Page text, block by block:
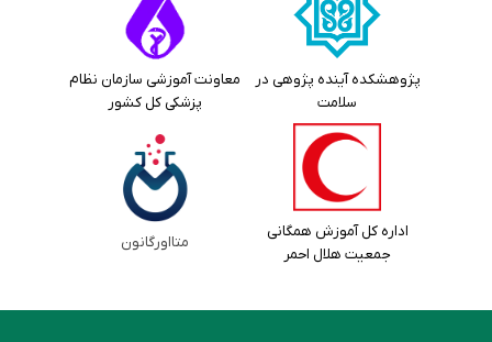
پژوهشکده آینده پژوهی در
سلامت
معاونت آموزشی سازمان نظام
پزشکی کل کشور
اداره کل آموزش همگانی
جمعیت هلال احمر
متااورگانون